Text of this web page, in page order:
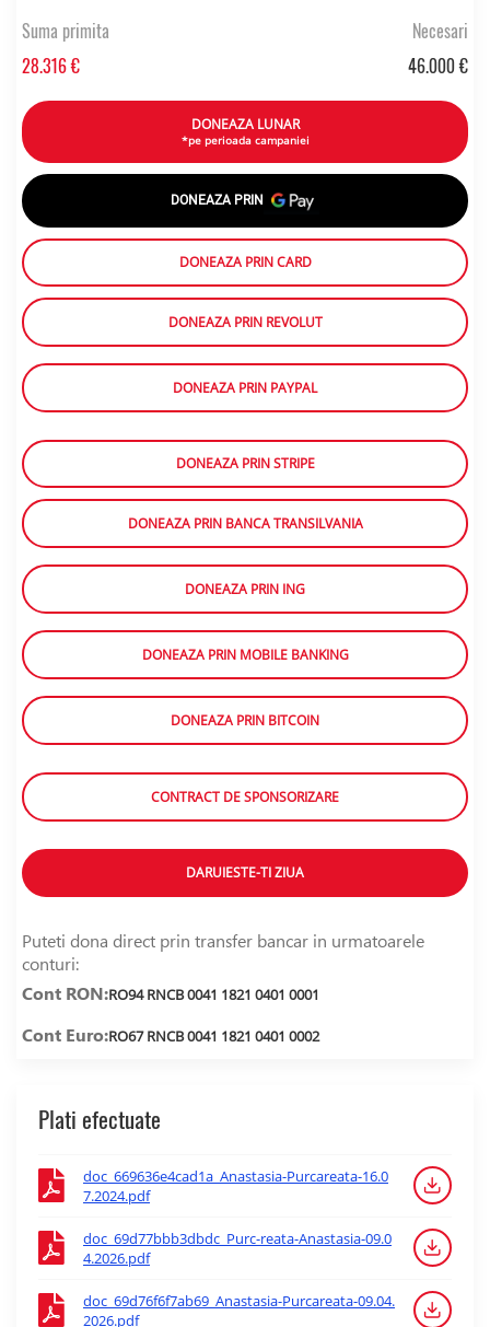
Suma primita
28.316 €
Necesari
46.000 €
DONEAZA LUNAR
*pe perioada campaniei
DONEAZA PRIN
DONEAZA PRIN CARD
DONEAZA PRIN REVOLUT
DONEAZA PRIN PAYPAL
DONEAZA PRIN STRIPE
DONEAZA PRIN BANCA TRANSILVANIA
DONEAZA PRIN ING
DONEAZA PRIN MOBILE BANKING
DONEAZA PRIN BITCOIN
CONTRACT DE SPONSORIZARE
DARUIESTE-TI ZIUA
Puteti dona direct prin transfer bancar in urmatoarele
conturi:
Cont RON:RO94 RNCB 0041 1821 0401 0001
Cont Euro:RO67 RNCB 0041 1821 0401 0002
Plati efectuate
doc_669636e4cad1a_Anastasia-Purcareata-16.0
7.2024.pdf
doc_69d77bbb3dbdc_Purc-reata-Anastasia-09.0
4.2026.pdf
doc_69d76f6f7ab69_Anastasia-Purcareata-09.04.
2026.pdf